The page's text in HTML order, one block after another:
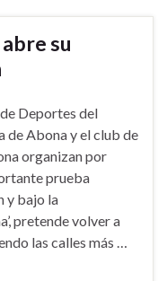
su
Deportes del
de Abona y el club de
organizan por
prueba
y bajo la
pretende volver a
las calles más …